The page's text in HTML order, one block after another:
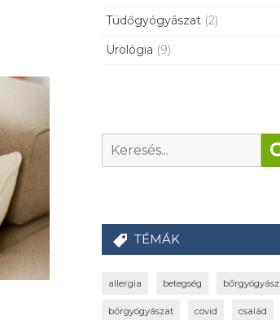
Tüdőgyógyászat (2)
Urológia (9)
TÉMÁK
allergia betegség bőrgyógyász
bőrgyógyászat covid család